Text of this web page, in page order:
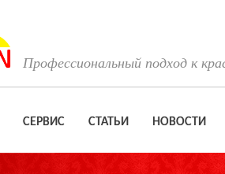
Профессиональный подход к
СЕРВИС СТАТЬИ НОВОСТИ